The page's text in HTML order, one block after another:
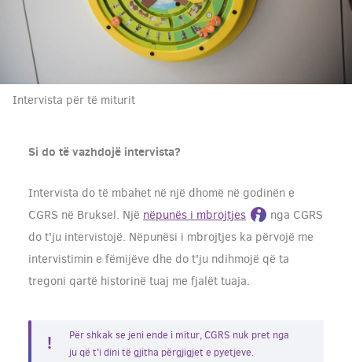
Intervista për të miturit
Si do të vazhdojë intervista?
Intervista do të mbahet në një dhomë në godinën e
CGRS në Bruksel. Një nëpunës i mbrojtjes
nga CGRS
do t'ju intervistojë. Nëpunësi i mbrojtjes ka përvojë me
intervistimin e fëmijëve dhe do t'ju ndihmojë që ta
tregoni qartë historinë tuaj me fjalët tuaja.
Për shkak se jeni ende i mitur, CGRS nuk pret nga
ju që t'i dini të gjitha përgjigjet e pyetjeve.